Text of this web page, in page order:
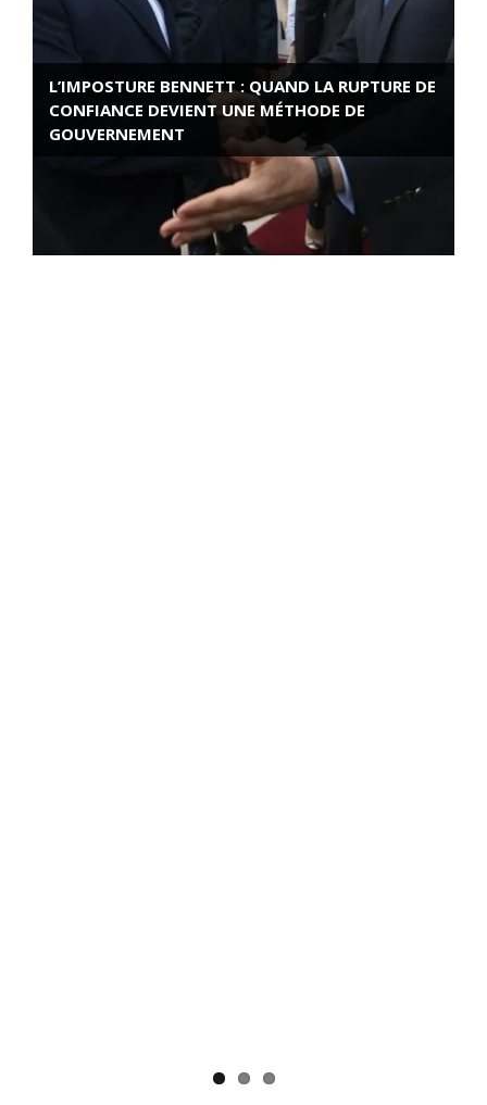
L’IMPOSTURE BENNETT : QUAND LA RUPTURE DE
CONFIANCE DEVIENT UNE MÉTHODE DE
GOUVERNEMENT
ROSE VALLAND, HEROÏNE DE LA RESISTANCE